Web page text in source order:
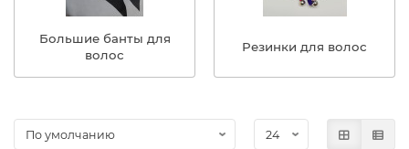
Большие банты для
волос
Резинки для волос